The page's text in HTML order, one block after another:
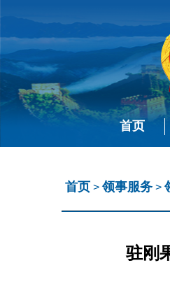
首页
首页 >领事服务 >
驻刚